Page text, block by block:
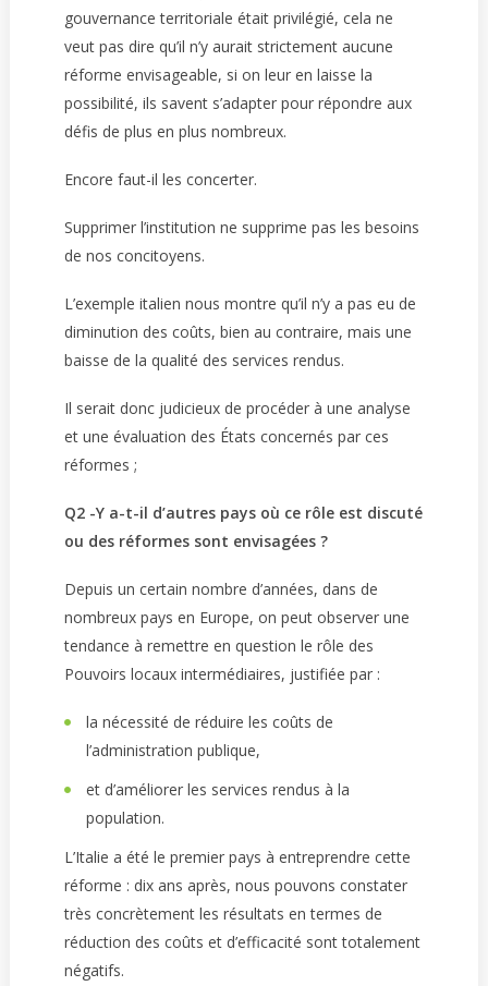
gouvernance territoriale était privilégié, cela ne
veut pas dire qu’il n’y aurait strictement aucune
réforme envisageable, si on leur en laisse la
possibilité, ils savent s’adapter pour répondre aux
défis de plus en plus nombreux.
Encore faut-il les concerter.
Supprimer l’institution ne supprime pas les besoins
de nos concitoyens.
L’exemple italien nous montre qu’il n’y a pas eu de
diminution des coûts, bien au contraire, mais une
baisse de la qualité des services rendus.
Il serait donc judicieux de procéder à une analyse
et une évaluation des États concernés par ces
réformes ;
Q2 -Y a-t-il d’autres pays où ce rôle est discuté
ou des réformes sont envisagées ?
Depuis un certain nombre d’années, dans de
nombreux pays en Europe, on peut observer une
tendance à remettre en question le rôle des
Pouvoirs locaux intermédiaires, justifiée par :
la nécessité de réduire les coûts de
l’administration publique,
et d’améliorer les services rendus à la
population.
L’Italie a été le premier pays à entreprendre cette
réforme : dix ans après, nous pouvons constater
très concrètement les résultats en termes de
réduction des coûts et d’efficacité sont totalement
négatifs.